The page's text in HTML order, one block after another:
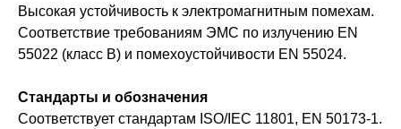
Высокая устойчивость к электромагнитным помехам.
Соответствие требованиям ЭМС по излучению EN
55022 (класс B) и помехоустойчивости EN 55024.
Стандарты и обозначения
Соответствует стандартам ISO/IEC 11801, EN 50173-1.